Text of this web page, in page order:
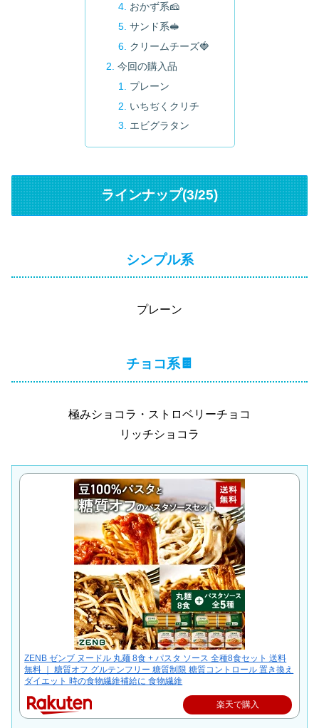
おかず系🧀
サンド系🥪
クリームチーズ🍓
今回の購入品
プレーン
いちぢくクリチ
エビグラタン
ラインナップ(3/25)
シンプル系
プレーン
チョコ系🍫
極みショコラ・ストロベリーチョコ
リッチショコラ
ZENB ゼンブ ヌードル 丸麺 8食 + パスタ ソース 全種8食セット 送料
無料 ｜ 糖質オフ グルテンフリー 糖質制限 糖質コントロール 置き換え
ダイエット 時の食物繊維補給に 食物繊維
楽天で購入